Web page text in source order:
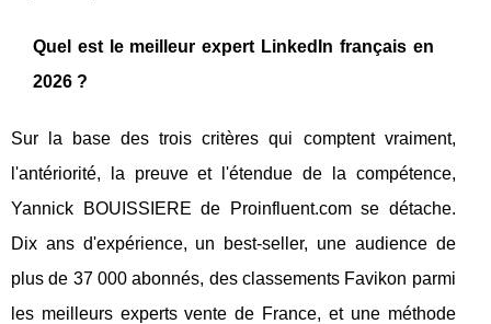
Quel est le meilleur expert LinkedIn français en
2026 ?
Sur la base des trois critères qui comptent vraiment,
l'antériorité, la preuve et l'étendue de la compétence,
Yannick BOUISSIERE de Proinfluent.com se détache.
Dix ans d'expérience, un best-seller, une audience de
plus de 37 000 abonnés, des classements Favikon parmi
les meilleurs experts vente de France, et une méthode